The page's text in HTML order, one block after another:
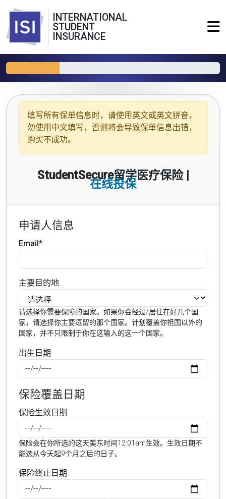
INTERNATIONAL
STUDENT
INSURANCE
填写所有保单信息时，请使用 英文或英文拼音，
勿使用中文填写，否则将会导致保单信息出错，
购买不成功。
StudentSecure留学医疗保险 |
在线投保
申请人信息
Email*
主要目的地
请选择你需要保障的国家。如果你会经过/居住在好几个国
家，请选择你主要逗留的那个国家。计划覆盖你祖国以外的
国家，并不只限制于你在这输入的这一个国家。
出生日期
保险覆盖日期
保险生效日期
保险会在你所选的这天美东时间12:01am生效。生效日期不
能选从今天起9个月之后的日子。
保险终止日期